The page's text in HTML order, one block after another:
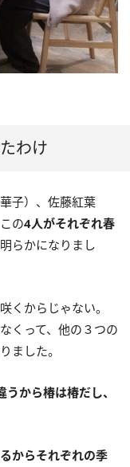
わけ
子）、佐藤紅葉
の4人がそれぞれ春
らかになりまし
くからじゃない。
くって、他の３つの
ました。
から椿は椿だし、
からそれぞれの季